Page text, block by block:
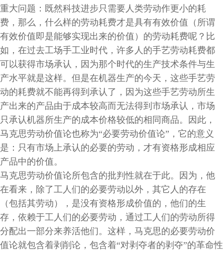
重大问题：既然科技进步只需要人类劳动作更小的耗
费，那么，什么样的劳动耗费才是具有有效价值（所谓
有效价值即是能够实现出来的价值）的劳动耗费呢？比
如，在过去工场手工业时代，许多人的手艺劳动耗费都
可以获得市场承认，因为那个时代的生产技术条件与生
产水平就是这样。但是在机器生产的今天，这些手艺劳
动的耗费就不能再得到承认了，因为这些手艺劳动所生
产出来的产品由于成本较高而无法得到市场承认，市场
只承认机器所生产的成本价格较低的相同商品。因此，
马克思劳动价值论也称为“必要劳动价值论”，它的意义
是：只有市场上承认的必要的劳动，才有资格形成相应
产品中的价值。
马克思劳动价值论所包含的批判性就在于此。因为，他
在看来，除了工人们的必要劳动以外，其它人的存在
（包括其劳动），是没有资格形成价值的，他们的生
存，依赖于工人们的必要劳动，通过工人们的劳动所得
分配出一部分来养活他们。这样，马克思的必要劳动价
值论就包含着剥削论，包含着“对剥夺者的剥夺”的革命性